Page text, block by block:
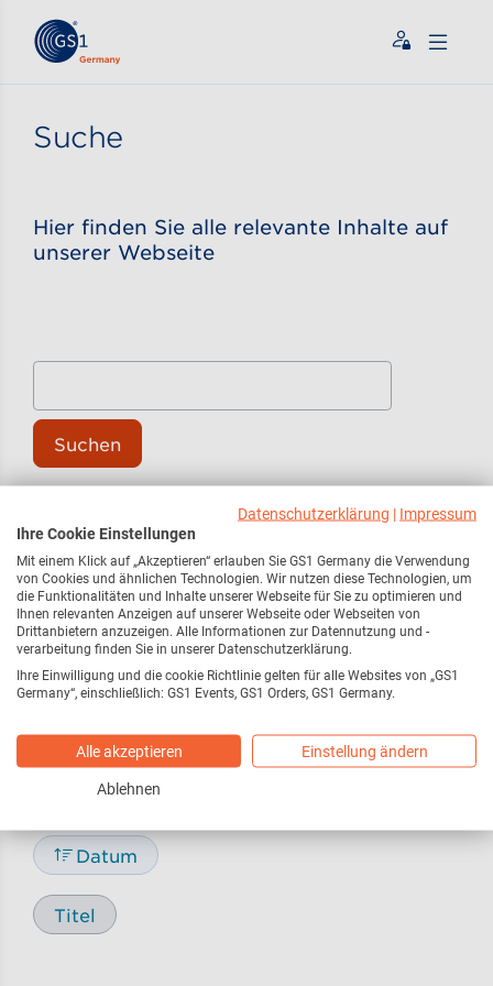
Zum Inhalt gehen
Suche
Hier finden Sie alle relevante Inhalte auf
unserer Webseite
Suchen
Pressemitteilungen /
Pressemeldungen
17
Blog29
Sortieren nach
Relevanz
Datum
Titel
Datenschutzerklärung | Impressum
Ihre Cookie Einstellungen
Mit einem Klick auf „Akzeptieren“ erlauben Sie GS1 Germany die Verwendung
von Cookies und ähnlichen Technologien. Wir nutzen diese Technologien, um
die Funktionalitäten und Inhalte unserer Webseite für Sie zu optimieren und
Ihnen relevanten Anzeigen auf unserer Webseite oder Webseiten von
Drittanbietern anzuzeigen. Alle Informationen zur Datennutzung und -
verarbeitung finden Sie in unserer Datenschutzerklärung.
Ihre Einwilligung und die cookie Richtlinie gelten für alle Websites von „GS1
Germany“, einschließlich: GS1 Events, GS1 Orders, GS1 Germany.
Alle akzeptieren Einstellung ändern
Ablehnen